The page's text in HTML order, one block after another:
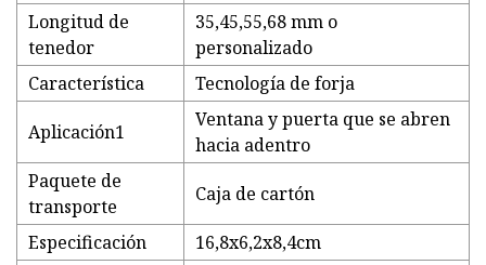
Longitud de
tenedor
35,45,55,68 mm o
personalizado
Característica
Tecnología de forja
Aplicación1
Ventana y puerta que se abren
hacia adentro
Paquete de
transporte
Caja de cartón
Especificación
16,8x6,2x8,4cm